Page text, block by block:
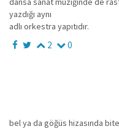
yazdığı aynı
adlı orkestra yapıtıdır.
2 0
bel ya da göğüs hizasında